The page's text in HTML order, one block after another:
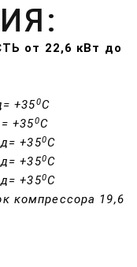
от 22,6 кВт до
+350С
+350С
+350С
+350С
+350С
компрессора 19,6